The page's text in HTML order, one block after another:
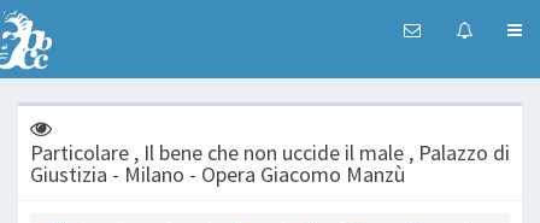
Particolare , Il bene che non uccide il male , Palazzo di
Giustizia - Milano - Opera Giacomo Manzù